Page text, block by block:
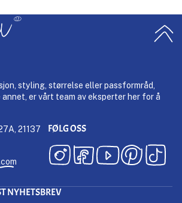
styling, størrelse eller passformråd,
annet, er vårt team av eksperter her for å
21137
FØLG OSS
NYHETSBREV